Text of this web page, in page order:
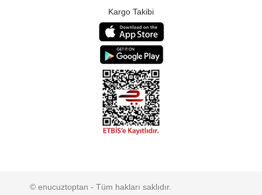
Kargo Takibi
© enucuztoptan - Tüm hakları saklıdır.